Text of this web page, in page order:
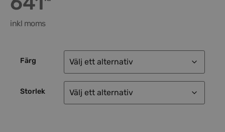
inkl moms
Färg
Storlek